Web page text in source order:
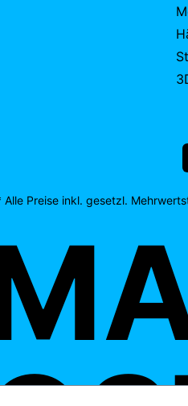
Alle Preise inkl. gesetzl.